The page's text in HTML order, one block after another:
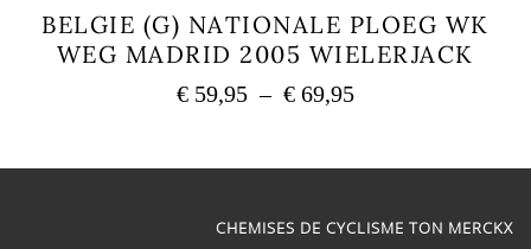
BELGIE (G) NATIONALE PLOEG WK
WEG MADRID 2005 WIELERJACK
€59,95 – €69,95Plage
€ 59,95
€ 69,95
a
Les
CHEMISES DE CYCLISME TON MERCKX